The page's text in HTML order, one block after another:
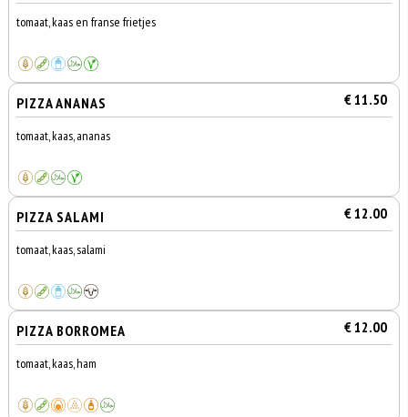
tomaat, kaas en franse frietjes
PIZZA ANANAS € 11.50
tomaat, kaas, ananas
PIZZA SALAMI € 12.00
tomaat, kaas, salami
PIZZA BORROMEA € 12.00
tomaat, kaas, ham